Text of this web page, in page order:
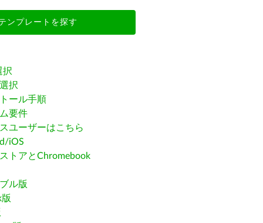
ンプレートを探す
択
択
ール手順
要件
ユーザーはこちら
iOS
トアとChromebook
ル版